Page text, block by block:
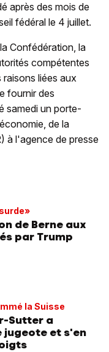
après des mois de
fédéral le 4 juillet.
Confédération, la
compétentes
liées aux
fournir des
samedi un porte-
de la
à l'agence de presse
de Berne aux
par Trump
la Suisse
Sutter a
jugeote et s'en